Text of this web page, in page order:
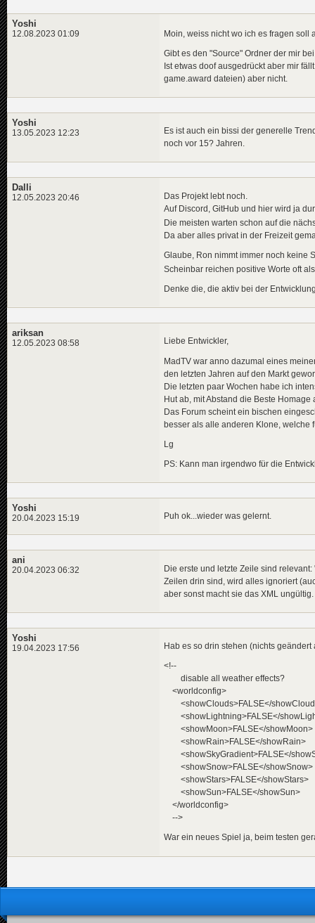
Yoshi
12.08.2023 01:09 Moin, weiss nicht wo ich es fragen soll
Gibt es den "Source" Ordner der mir
Ist etwas doof ausgedrückt aber mir
game.award dateien) aber nicht.
Yoshi
13.05.2023 12:23
Es ist auch ein bissi der generelle
noch vor 15? Jahren.
Dalli
12.05.2023 20:46
Das Projekt lebt noch.
Auf Discord, GitHub und hier wird ja
Die meisten warten schon auf die
Da aber alles privat in der Freizeit
Glaube, Ron nimmt immer noch keine
Scheinbar reichen positive Worte oft
Denke die, die aktiv bei der
ariksan
12.05.2023 08:58 Liebe Entwickler,
MadTV war anno dazumal eines
den letzten Jahren auf den Markt
Die letzten paar Wochen habe ich
Hut ab, mit Abstand die Beste Homage
Das Forum scheint ein bischen
besser als alle anderen Klone, welche
Lg
PS: Kann man irgendwo für die
Yoshi
20.04.2023 15:19 Puh ok...wieder was gelernt.
ani
20.04.2023 06:32
Die erste und letzte Zeile sind
Zeilen drin sind, wird alles ignoriert
aber sonst macht sie das XML ungültig.
Yoshi
19.04.2023 17:56 Hab es so drin stehen (nichts
<!--
disable all weather effects?
<worldconfig>
<showClouds>FALSE</
<showLightning>FALSE</
<showMoon>FALSE</showMoon>
<showRain>FALSE</showRain>
<showSkyGradient>FALSE</
<showSnow>FALSE</showSnow>
<showStars>FALSE</showStars>
<showSun>FALSE</showSun>
</worldconfig>
-->
War ein neues Spiel ja, beim testen